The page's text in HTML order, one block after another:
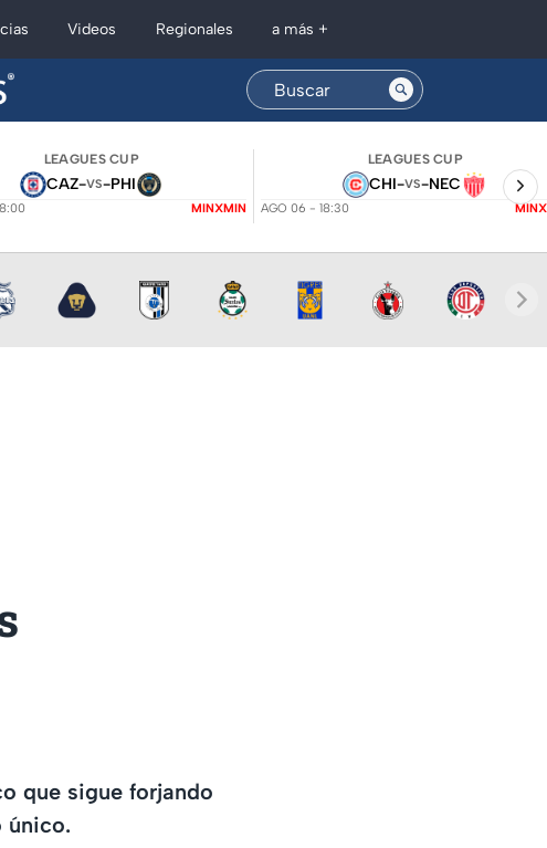
Videos Regionales a más +
LEAGUES CUP
CAZ-VS-PHI
MINXMIN
LEAGUES CUP
CHI-VS-NEC
AGO 06 - 18:30
que sigue forjando
único.